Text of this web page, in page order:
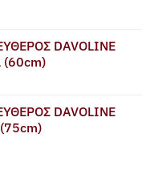
DAVOLINE
(60cm)
DAVOLINE